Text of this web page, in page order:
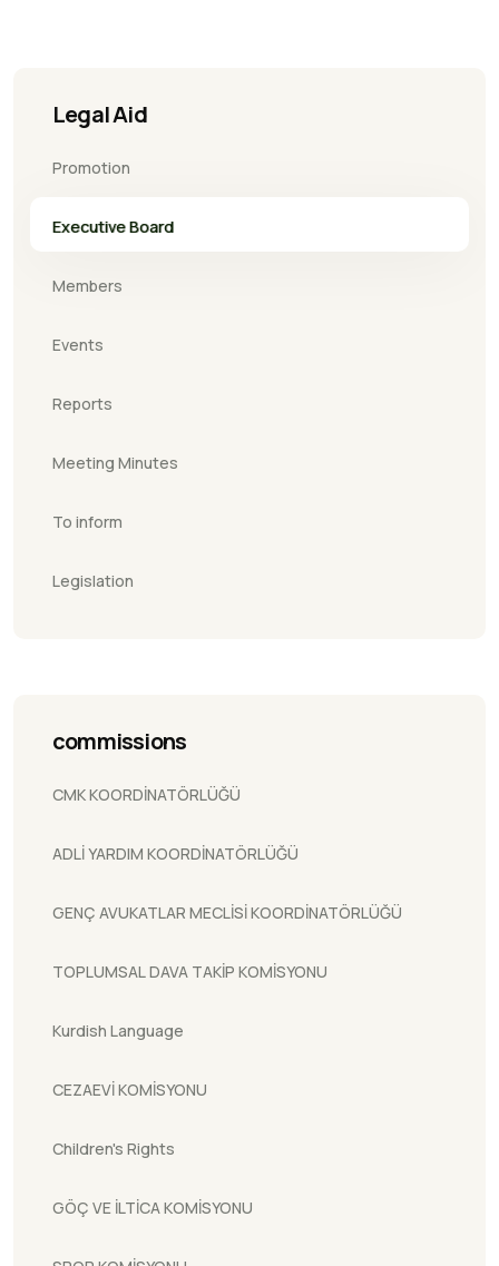
Legal Aid
Promotion
Executive Board
Members
Events
Reports
Meeting Minutes
To inform
Legislation
commissions
CMK KOORDİNATÖRLÜĞÜ
ADLİ YARDIM KOORDİNATÖRLÜĞÜ
GENÇ AVUKATLAR MECLİSİ KOORDİNATÖRLÜĞÜ
TOPLUMSAL DAVA TAKİP KOMİSYONU
Kurdish Language
CEZAEVİ KOMİSYONU
Children's Rights
GÖÇ VE İLTİCA KOMİSYONU